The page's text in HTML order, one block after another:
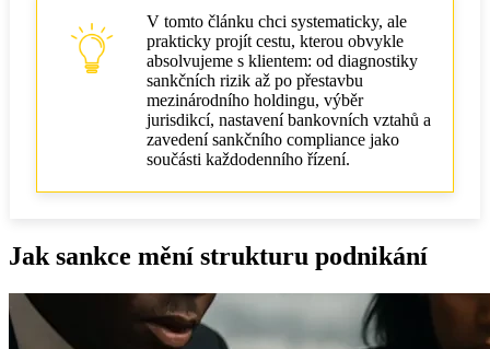
Sankční prověrka při fúzích a akvizicích
Vnitřní sankční compliance v korporaci
Složení pracovního sankčního systému
Osobní a korporátní odpovědnost
V tomto článku chci systematicky, ale
prakticky projít cestu, kterou obvykle
absolvujeme s klientem: od diagnostiky
sankčních rizik až po přestavbu
mezinárodního holdingu, výběr
jurisdikcí, nastavení bankovních vztahů a
zavedení sankčního compliance jako
součásti každodenního řízení.
Jak sankce mění strukturu podnikání